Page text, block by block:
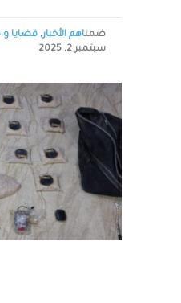
ضمناهم الأخبار, قضايا و
سبتمبر 2, 2025